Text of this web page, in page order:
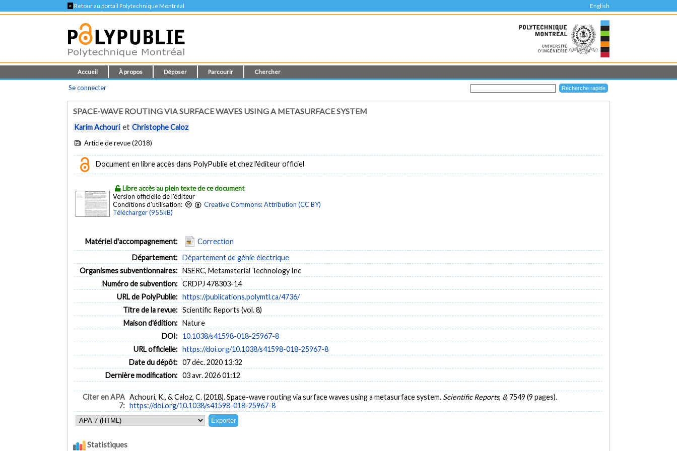
< Retour au portail Polytechnique Montréal English
Accueil À propos Déposer Parcourir Chercher
Se connecter
SPACE-WAVE ROUTING VIA SURFACE WAVES USING A METASURFACE SYSTEM
Karim Achouri et Christophe Caloz
Article de revue (2018)
Document en libre accès dans PolyPublie et chez l'éditeur officiel
Libre accès au plein texte de ce document
Version officielle de l'éditeur
Conditions d'utilisation:
Creative Commons: Attribution (CC BY)
Télécharger (955kB)
Matériel d'accompagnement:
Correction
Département: Département de génie électrique
Organismes subventionnaires: NSERC, Metamaterial Technology Inc
Numéro de subvention: CRDPJ 478303-14
URL de PolyPublie: https://publications.polymtl.ca/4736/
Titre de la revue: Scientific Reports (vol. 8)
Maison d'édition: Nature
DOI: 10.1038/s41598-018-25967-8
URL officielle: https://doi.org/10.1038/s41598-018-25967-8
Date du dépôt: 07 déc. 2020 13:32
Dernière modification: 03 avr. 2026 01:12
Citer en APA
7:
Achouri, K., & Caloz, C. (2018). Space-wave routing via surface waves using a metasurface system. Scientific Reports, 8, 7549 (9 pages).
https://doi.org/10.1038/s41598-018-25967-8
Statistiques